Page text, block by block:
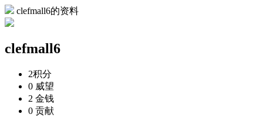
clefmall6的资料
clefmall6
2积分
0 威望
2 金钱
0 贡献